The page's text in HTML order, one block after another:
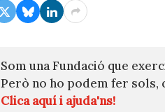
Som una Fundació que
Però no ho podem fer sols,
Clica aquí i ajuda'ns!